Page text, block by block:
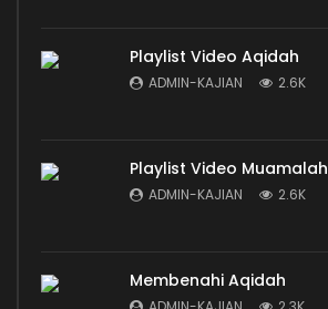
Playlist Video Aqidah
ADMIN-KAJIAN 2.6K
Playlist Video Muamalah
ADMIN-KAJIAN 2.6K
Membenahi Aqidah